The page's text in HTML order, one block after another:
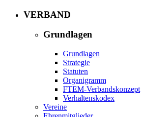
VERBAND
Grundlagen
Grundlagen
Strategie
Statuten
Organigramm
FTEM-Verbandskonzept
Verhaltenskodex
Vereine